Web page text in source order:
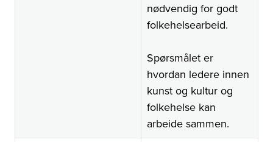
nødvendig for godt
folkehelsearbeid.
Spørsmålet er
hvordan ledere innen
kunst og kultur og
folkehelse kan
arbeide sammen.